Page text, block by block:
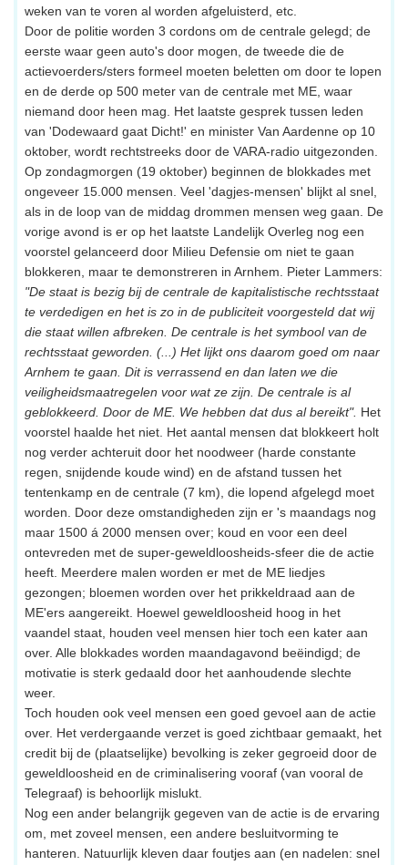
weken van te voren al worden afgeluisterd, etc.
Door de politie worden 3 cordons om de centrale gelegd; de
eerste waar geen auto's door mogen, de tweede die de
actievoerders/sters formeel moeten beletten om door te lopen
en de derde op 500 meter van de centrale met ME, waar
niemand door heen mag. Het laatste gesprek tussen leden
van 'Dodewaard gaat Dicht!' en minister Van Aardenne op 10
oktober, wordt rechtstreeks door de VARA-radio uitgezonden.
Op zondagmorgen (19 oktober) beginnen de blokkades met
ongeveer 15.000 mensen. Veel 'dagjes-mensen' blijkt al snel,
als in de loop van de middag drommen mensen weg gaan. De
vorige avond is er op het laatste Landelijk Overleg nog een
voorstel gelanceerd door Milieu Defensie om niet te gaan
blokkeren, maar te demonstreren in Arnhem. Pieter Lammers:
"De staat is bezig bij de centrale de kapitalistische rechtsstaat
te verdedigen en het is zo in de publiciteit voorgesteld dat wij
die staat willen afbreken. De centrale is het symbool van de
rechtsstaat geworden. (...) Het lijkt ons daarom goed om naar
Arnhem te gaan. Dit is verrassend en dan laten we die
veiligheidsmaatregelen voor wat ze zijn. De centrale is al
geblokkeerd. Door de ME. We hebben dat dus al bereikt". Het
voorstel haalde het niet. Het aantal mensen dat blokkeert holt
nog verder achteruit door het noodweer (harde constante
regen, snijdende koude wind) en de afstand tussen het
tentenkamp en de centrale (7 km), die lopend afgelegd moet
worden. Door deze omstandigheden zijn er 's maandags nog
maar 1500 á 2000 mensen over; koud en voor een deel
ontevreden met de super-geweldloosheids-sfeer die de actie
heeft. Meerdere malen worden er met de ME liedjes
gezongen; bloemen worden over het prikkeldraad aan de
ME'ers aangereikt. Hoewel geweldloosheid hoog in het
vaandel staat, houden veel mensen hier toch een kater aan
over. Alle blokkades worden maandagavond beëindigd; de
motivatie is sterk gedaald door het aanhoudende slechte
weer.
Toch houden ook veel mensen een goed gevoel aan de actie
over. Het verdergaande verzet is goed zichtbaar gemaakt, het
credit bij de (plaatselijke) bevolking is zeker gegroeid door de
geweldloosheid en de criminalisering vooraf (van vooral de
Telegraaf) is behoorlijk mislukt.
Nog een ander belangrijk gegeven van de actie is de ervaring
om, met zoveel mensen, een andere besluitvorming te
hanteren. Natuurlijk kleven daar foutjes aan (en nadelen: snel